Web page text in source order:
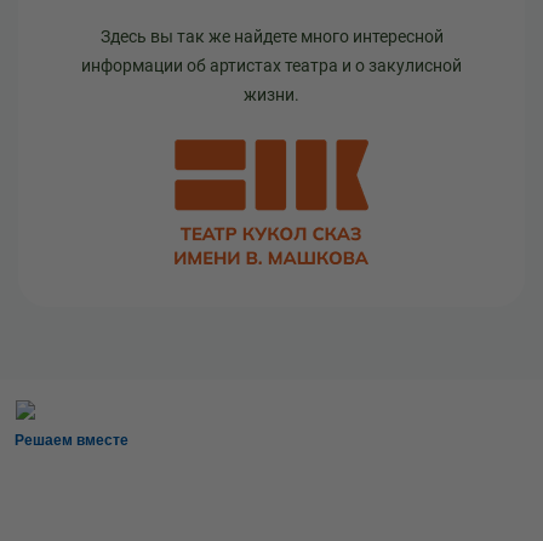
Здесь вы так же найдете много интересной
информации об артистах театра и о закулисной
жизни.
Решаем вместе